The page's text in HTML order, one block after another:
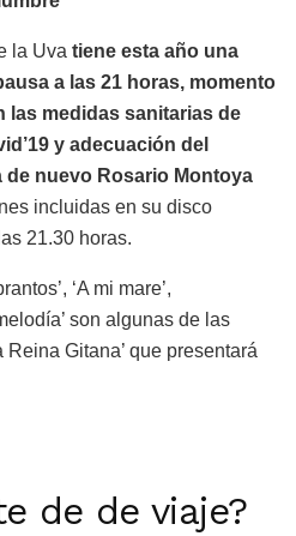
la Uva tiene esta año una
a las 21 horas, momento
las medidas sanitarias de
y adecuación del
nuevo Rosario Montoya
incluidas en su disco
21.30 horas.
‘A mi mare’,
son algunas de las
Gitana’ que presentará
de de viaje?